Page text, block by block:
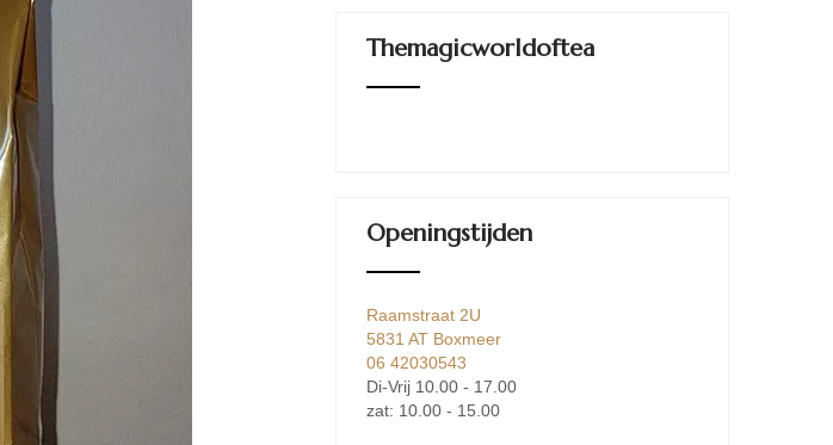
Themagicworldoftea
Openingstijden
Raamstraat 2U
5831 AT Boxmeer
06 42030543
Di-Vrij 10.00 - 17.00
zat: 10.00 - 15.00